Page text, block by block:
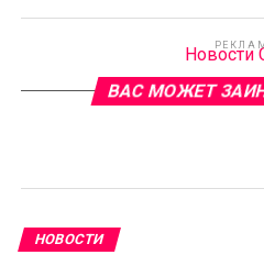
ВАС МОЖЕТ
НОВОСТИ